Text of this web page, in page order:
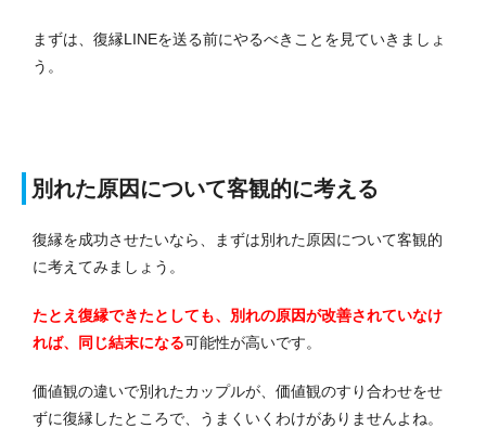
まずは、復縁LINEを送る前にやるべきことを見ていきましょ
う。
別れた原因について客観的に考える
復縁を成功させたいなら、まずは別れた原因について客観的
に考えてみましょう。
たとえ復縁できたとしても、別れの原因が改善されていなけ
れば、同じ結末になる可能性が高いです。
価値観の違いで別れたカップルが、価値観のすり合わせをせ
ずに復縁したところで、うまくいくわけがありませんよね。